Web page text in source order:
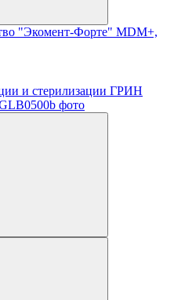
"Экомент-Форте" MDM+,